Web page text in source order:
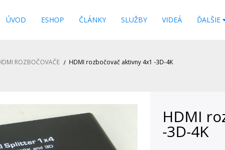
ÚVOD ESHOP ČLÁNKY SLUŽBY VIDEÁ ĎALŠIE
ROZBOČOVAČE HDMI rozbočovač aktivny 4x1 -3D-4K
HDMI
-3D-4K